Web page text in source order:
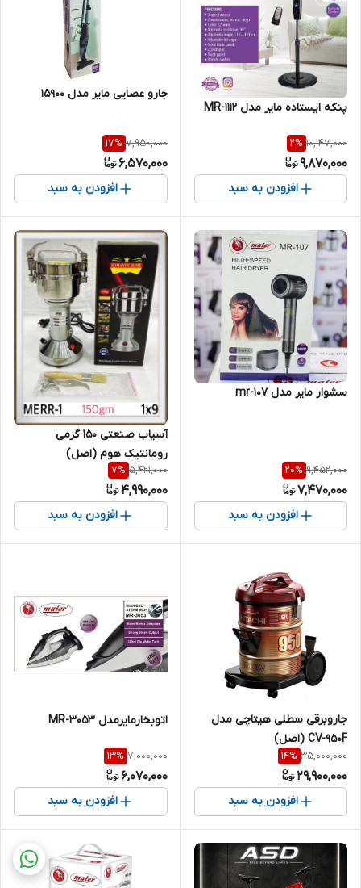
پنکه ایستاده مایر مدل MR-1112
10,147,000
2%
9,870,000
افزودن به سبد
جارو عصایی مایر مدل ۱۵۹۰۰
7,950,000
17%
6,570,000
افزودن به سبد
سشوار مایر مدل mr-107
9,452,000
20%
7,470,000
افزودن به سبد
آسیاب صنعتی 150 گرمی
رومانتیک هوم (اصل)
5,421,000
7%
4,990,000
افزودن به سبد
جاروبرقی سطلی هیتاچی مدل
CV-950F (اصل)
35,000,000
14%
29,900,000
افزودن به سبد
اتوبخارمایرمدل MR-3053
7,000,000
13%
6,070,000
افزودن به سبد